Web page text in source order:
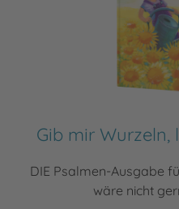
Gib mir Wurzeln,
DIE Psalmen-Ausgabe
wäre nicht